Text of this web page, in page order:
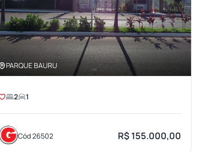
PARQUE BAURU
2 1
Cód 26502 R$ 155.000,00